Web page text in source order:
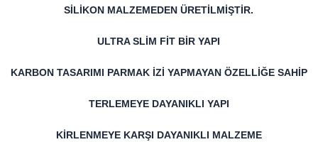
SİLİKON MALZEMEDEN ÜRETİLMİŞTİR.
ULTRA SLİM FİT BİR YAPI
KARBON TASARIMI PARMAK İZİ YAPMAYAN ÖZELLİĞE SAHİP
TERLEMEYE DAYANIKLI YAPI
KİRLENMEYE KARŞI DAYANIKLI MALZEME